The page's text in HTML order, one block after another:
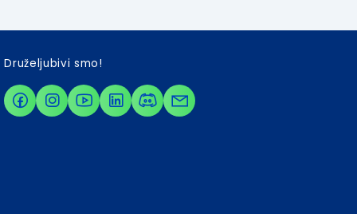
Druželjubivi smo!